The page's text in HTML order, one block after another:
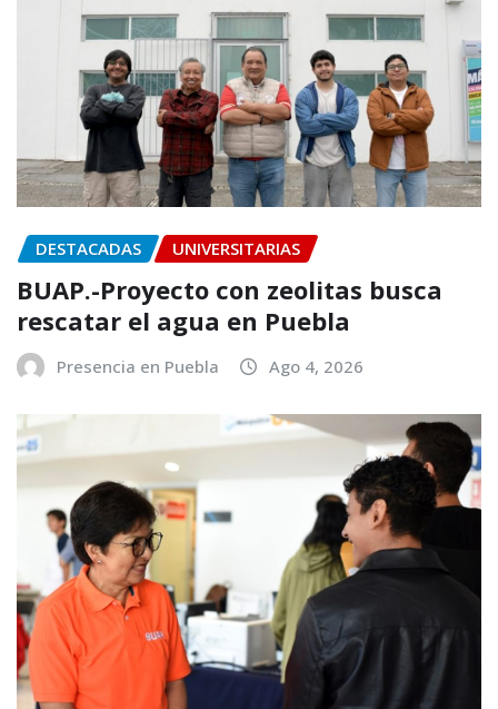
DESTACADAS UNIVERSITARIAS
BUAP.-Proyecto con zeolitas busca
rescatar el agua en Puebla
Presencia en Puebla Ago 4, 2026